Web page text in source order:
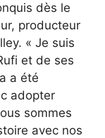
dès le
producteur
« Je suis
et de ses
a été
adopter
sommes
avec nos